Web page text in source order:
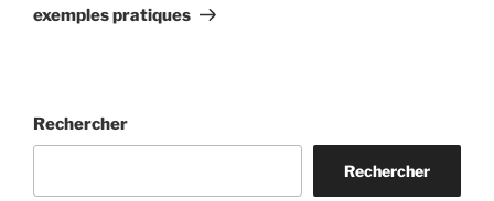
exemples pratiques
Rechercher
Rechercher